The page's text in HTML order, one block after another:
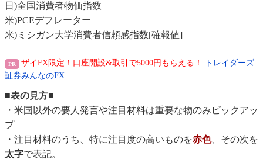
日)全国消費者物価指数
米)PCEデフレーター
米)ミシガン大学消費者信頼感指数[確報値]
ザイFX限定！口座開設&取引で5000円もらえる！
トレイダーズ
証券みんなのFX
■表の見方■
・米国以外の要人発言や注目材料は重要な物のみピックアッ
プ
・注目材料のうち、特に注目度の高いものを赤色、その次を
太字で表記。